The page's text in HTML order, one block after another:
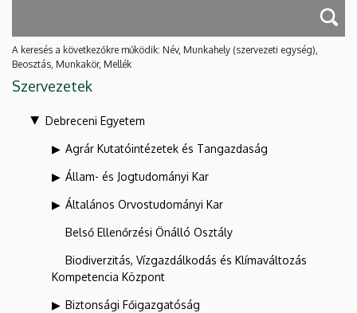
A keresés a következőkre működik: Név, Munkahely (szervezeti egység),
Beosztás, Munkakör, Mellék
Szervezetek
Debreceni Egyetem
Agrár Kutatóintézetek és Tangazdaság
Állam- és Jogtudományi Kar
Általános Orvostudományi Kar
Belső Ellenőrzési Önálló Osztály
Biodiverzitás, Vízgazdálkodás és Klímaváltozás
Kompetencia Központ
Biztonsági Főigazgatóság